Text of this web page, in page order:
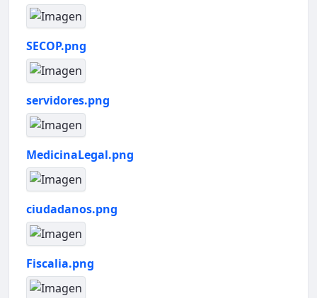
SECOP.png
servidores.png
MedicinaLegal.png
ciudadanos.png
Fiscalia.png